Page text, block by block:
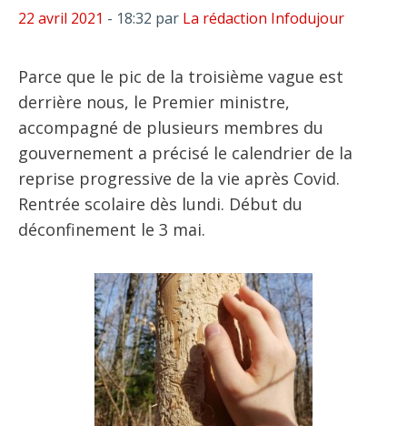
22 avril 2021 - 18:32 par La rédaction Infodujour
Parce que le pic de la troisième vague est
derrière nous, le Premier ministre,
accompagné de plusieurs membres du
gouvernement a précisé le calendrier de la
reprise progressive de la vie après Covid.
Rentrée scolaire dès lundi. Début du
déconfinement le 3 mai.